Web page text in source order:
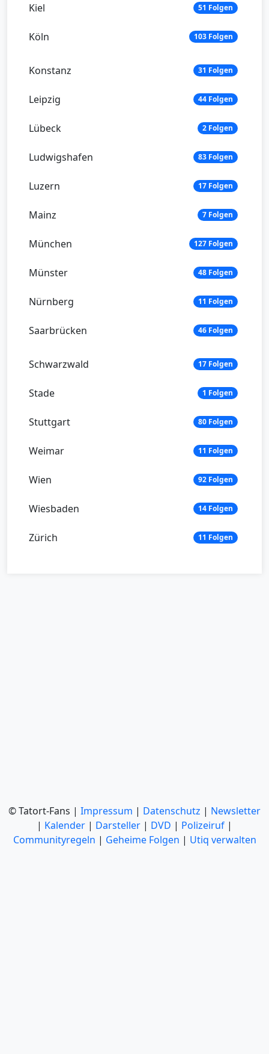
Kiel 51 Folgen
Köln 103 Folgen
Konstanz 31 Folgen
Leipzig 44 Folgen
Lübeck 2 Folgen
Ludwigshafen 83 Folgen
Luzern 17 Folgen
Mainz 7 Folgen
München 127 Folgen
Münster 48 Folgen
Nürnberg 11 Folgen
Saarbrücken 46 Folgen
Schwarzwald 17 Folgen
Stade 1 Folgen
Stuttgart 80 Folgen
Weimar 11 Folgen
Wien 92 Folgen
Wiesbaden 14 Folgen
Zürich 11 Folgen
© Tatort-Fans | Impressum | Datenschutz | Newsletter
| Kalender | Darsteller | DVD | Polizeiruf |
Communityregeln | Geheime Folgen | Utiq verwalten